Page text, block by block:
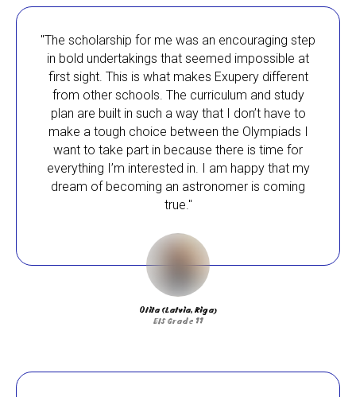
"The scholarship for me was an encouraging step
in bold undertakings that seemed impossible at
first sight. This is what makes Exupery different
from other schools. The curriculum and study
plan are built in such a way that I don’t have to
make a tough choice between the Olympiads I
want to take part in because there is time for
everything I’m interested in. I am happy that my
dream of becoming an astronomer is coming
true."
Olita (Latvia, Riga)
EIS Grade 11